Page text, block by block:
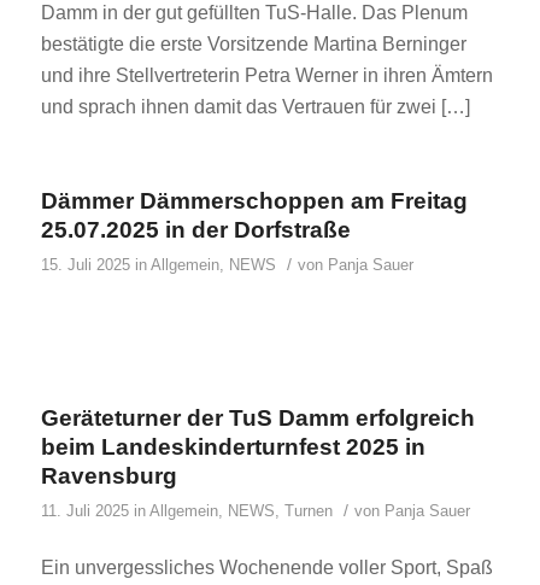
Damm in der gut gefüllten TuS-Halle. Das Plenum
bestätigte die erste Vorsitzende Martina Berninger
und ihre Stellvertreterin Petra Werner in ihren Ämtern
und sprach ihnen damit das Vertrauen für zwei […]
Dämmer Dämmerschoppen am Freitag
25.07.2025 in der Dorfstraße
15. Juli 2025 in Allgemein, NEWS / von Panja Sauer
Geräteturner der TuS Damm erfolgreich
beim Landeskinderturnfest 2025 in
Ravensburg
11. Juli 2025 in Allgemein, NEWS Turnen / von Panja Sauer
Ein unvergessliches Wochenende voller Sport, Spaß